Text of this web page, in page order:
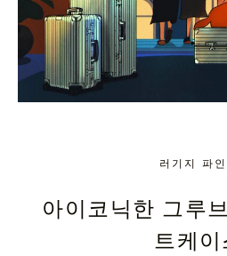
러기지 파인
아이코닉한 그루
트케이